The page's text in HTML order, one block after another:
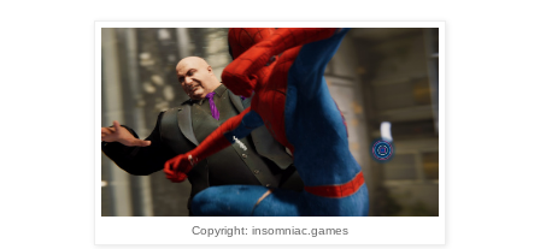
Copyright: insomniac.games